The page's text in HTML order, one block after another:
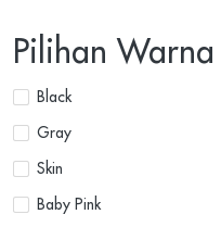
Pilihan Warna
Black
Gray
Skin
Baby Pink